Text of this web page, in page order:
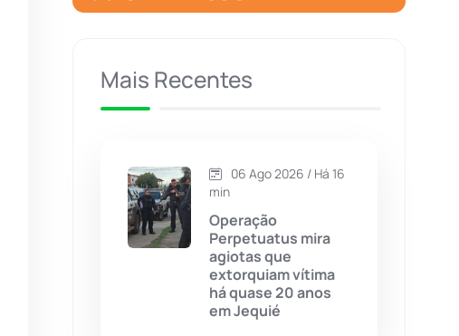
Brumado (31952)
Caculé
Caetité (1504)
Candiba
Cândido Sales (120)
Mais Recentes
06 Ago 2026 / Há 16
min
Operação
Perpetuatus mira
agiotas que
extorquiam vítima
há quase 20 anos
em Jequié